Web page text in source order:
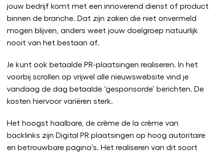
jouw bedrijf komt met een innoverend dienst of product
binnen de branche. Dat zijn zaken die niet onvermeld
mogen blijven, anders weet jouw doelgroep natuurlijk
nooit van het bestaan af.
Je kunt ook betaalde PR-plaatsingen realiseren. In het
voorbij scrollen op vrijwel alle nieuwswebsite vind je
vandaag de dag betaalde ‘gesponsorde’ berichten. De
kosten hiervoor variëren sterk.
Het hoogst haalbare, de crème de la crème van
backlinks zijn Digital PR plaatsingen op hoog autoritaire
en betrouwbare pagina’s. Het realiseren van dit soort